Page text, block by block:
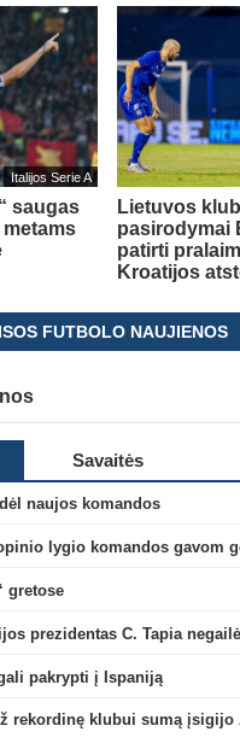
Italijos Serie A
saugas
metams
Lietuvos
pasirodymai
patirti
Kroatijos
FUTBOLO NAUJIENOS
Savaitės
naujos komandos
gretose
pakrypti į Ispaniją